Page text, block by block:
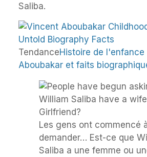
Saliba.
TendanceHistoire de
Aboubakar et faits
Les gens ont commencé
demander… Est-ce que
Saliba a une femme ou